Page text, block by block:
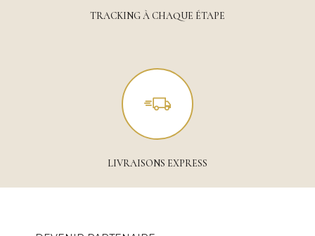
TRACKING À CHAQUE ÉTAPE
LIVRAISONS EXPRESS